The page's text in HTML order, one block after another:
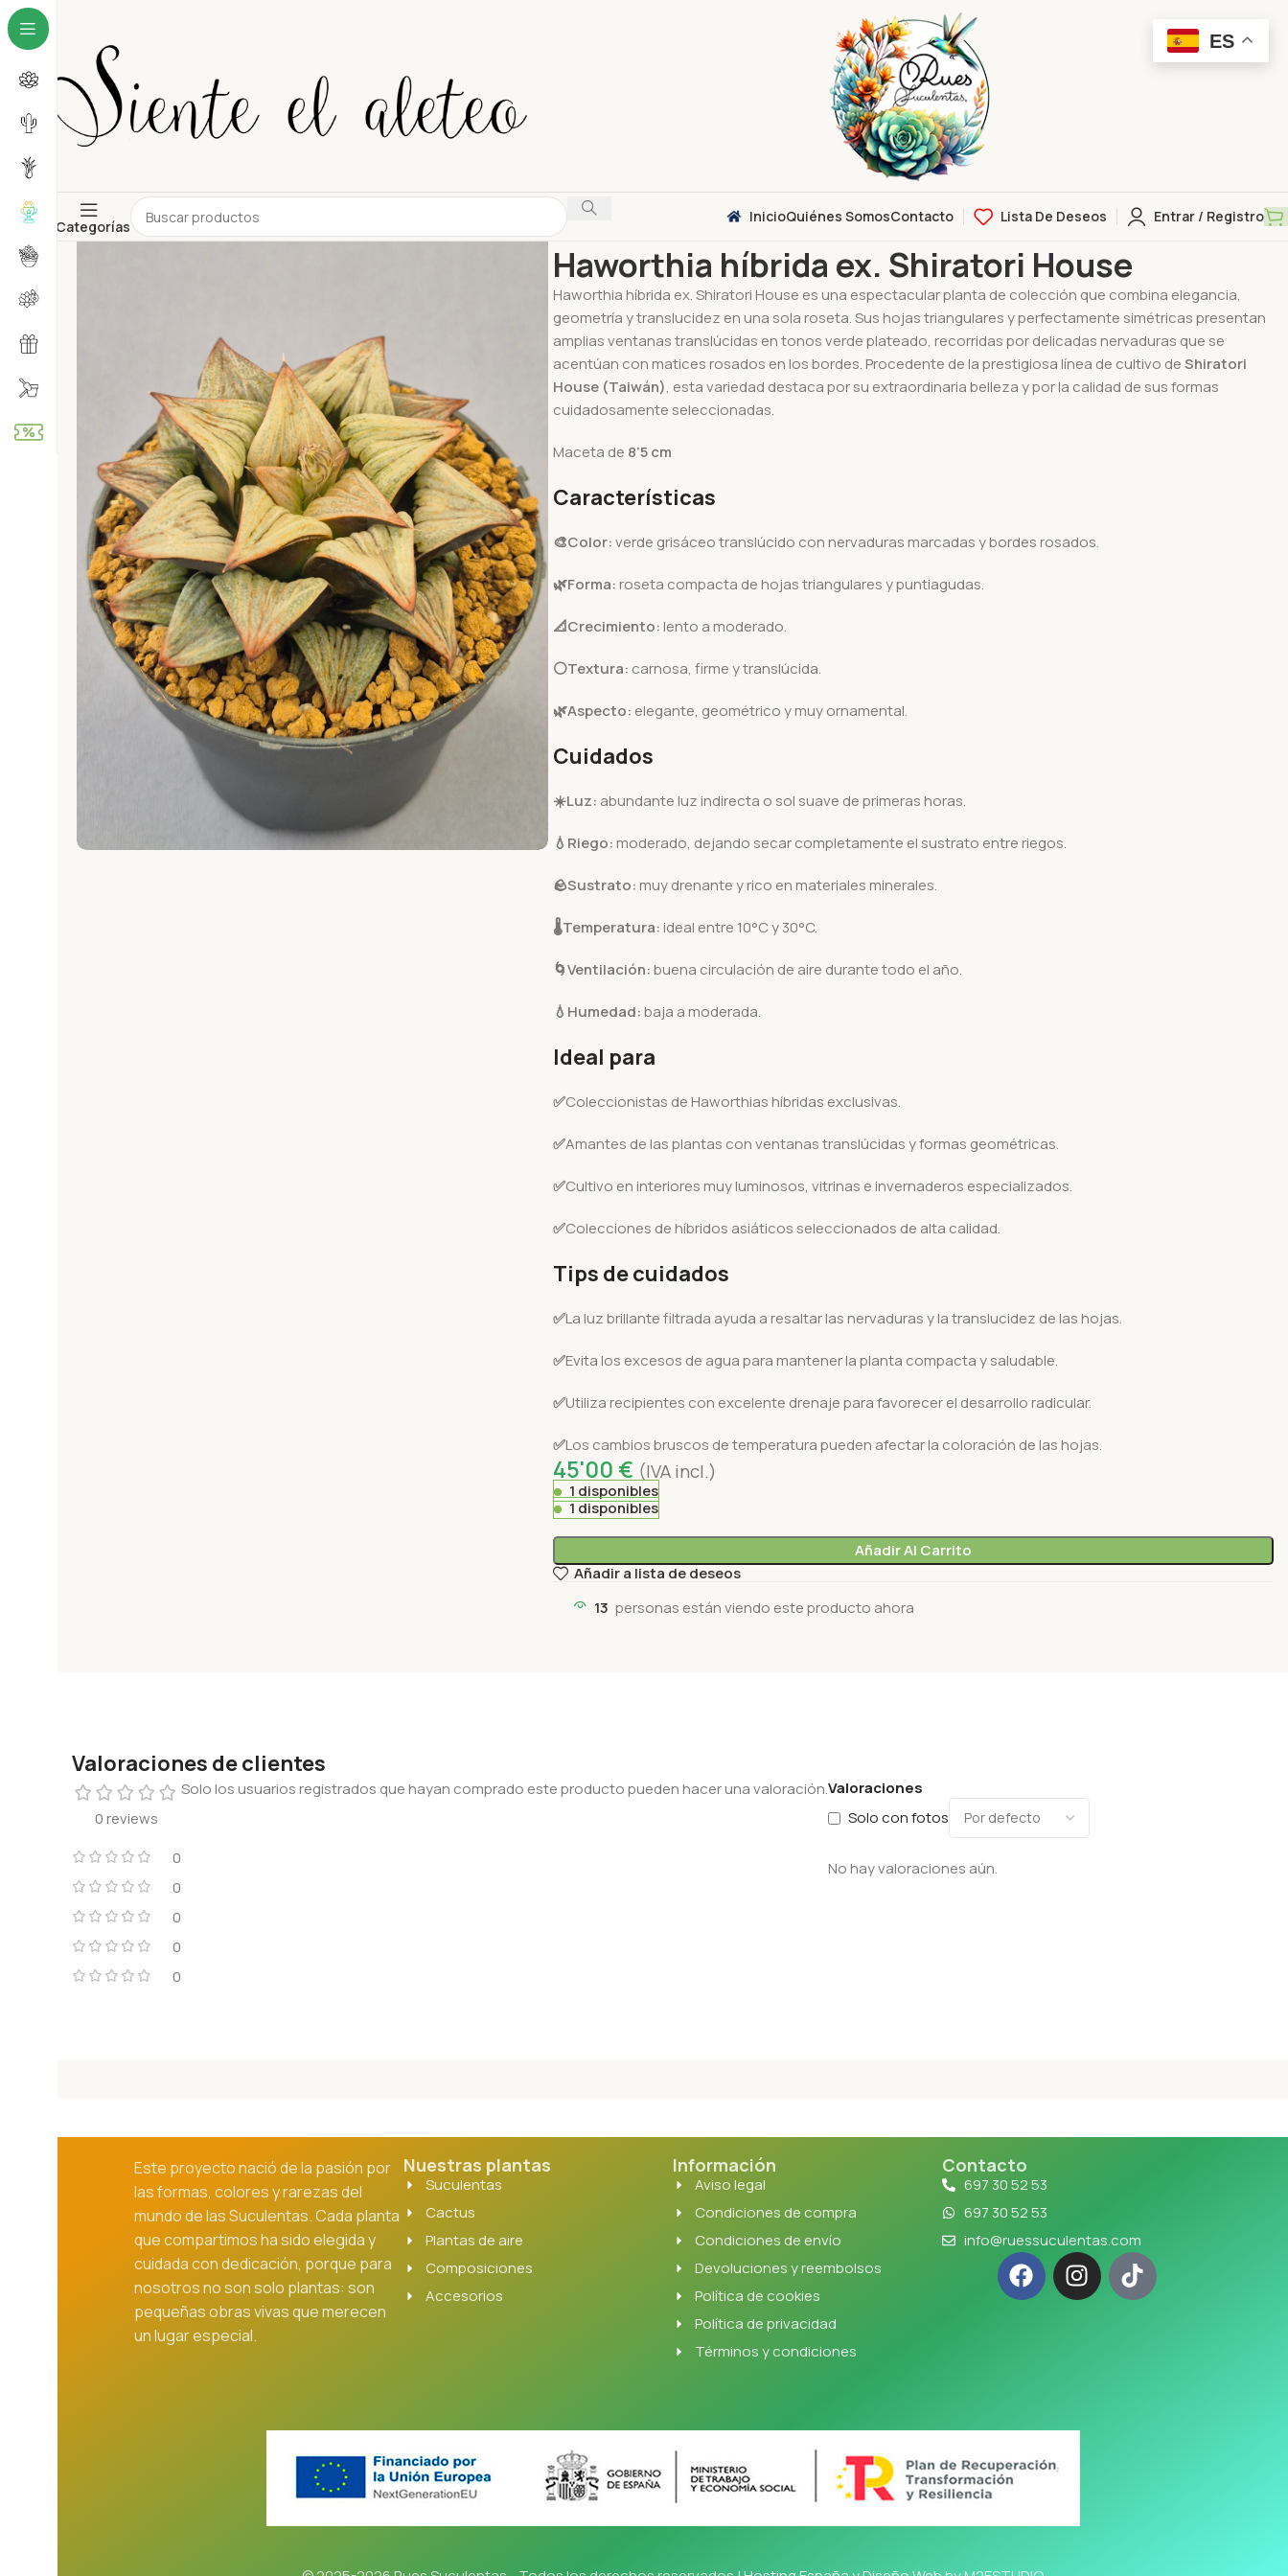
Categorías
InicioQuiénes SomosContacto Lista De Deseos Entrar / Registro
Inicio
Haworthia híbrida ex. Shiratori House
Haworthia híbrida ex. Shiratori House es una espectacular planta de colección que combina elegancia,
geometría y translucidez en una sola roseta. Sus hojas triangulares y perfectamente simétricas presentan
amplias ventanas translúcidas en tonos verde plateado, recorridas por delicadas nervaduras que se
acentúan con matices rosados en los bordes. Procedente de la prestigiosa línea de cultivo deShiratori
House (Taiwán), esta variedad destaca por su extraordinaria belleza y por la calidad de sus formas
cuidadosamente seleccionadas.
Maceta de 8’5 cm
Características
🎨Color:verde grisáceo translúcido con nervaduras marcadas y bordes rosados.
🌿Forma: roseta compacta de hojas triangulares y puntiagudas.
📐Crecimiento: lento a moderado.
⚪Textura: carnosa, firme y translúcida.
🌿Aspecto: elegante, geométrico y muy ornamental.
Cuidados
☀️Luz: abundante luz indirecta o sol suave de primeras horas.
💧Riego: moderado, dejando secar completamente el sustrato entre riegos.
🪨Sustrato: muy drenante y rico en materiales minerales.
🌡️Temperatura: ideal entre 10°C y 30°C.
🌀Ventilación:buena circulación de aire durante todo el año.
💧Humedad:baja a moderada.
Ideal para
✅Coleccionistas de Haworthias híbridas exclusivas.
✅Amantes de las plantas con ventanas translúcidas y formas geométricas.
✅Cultivo en interiores muy luminosos, vitrinas e invernaderos especializados.
✅Colecciones de híbridos asiáticos seleccionados de alta calidad.
Tips de cuidados
✅La luz brillante filtrada ayuda a resaltar las nervaduras y la translucidez de las hojas.
✅Evita los excesos de agua para mantener la planta compacta y saludable.
✅Utiliza recipientes con excelente drenaje para favorecer el desarrollo radicular.
✅Los cambios bruscos de temperatura pueden afectar la coloración de las hojas.
45'00 € (IVA incl.)
1 disponibles
1 disponibles
Añadir Al Carrito
Añadir a lista de deseos
13 personas están viendo este producto ahora
Valoraciones de clientes
0 reviews
0
0
0
0
0
Valoraciones
Solo con fotos
No hay valoraciones aún.
Solo los usuarios registrados que hayan comprado este producto pueden hacer una valoración.
Este proyecto nació de la pasión por
las formas, colores y rarezas del
mundo de las Suculentas. Cada planta
que compartimos ha sido elegida y
cuidada con dedicación, porque para
nosotros no son solo plantas: son
pequeñas obras vivas que merecen
un lugar especial.
Nuestras plantas
Suculentas
Cactus
Plantas de aire
Composiciones
Accesorios
Información
Aviso legal
Condiciones de compra
Condiciones de envío
Devoluciones y reembolsos
Política de cookies
Política de privacidad
Términos y condiciones
Contacto
697 30 52 53
697 30 52 53
info@ruessuculentas.com
ES